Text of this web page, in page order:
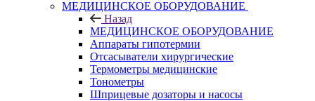
МЕДИЦИНСКОЕ ОБОРУДОВАНИЕ
Назад
МЕДИЦИНСКОЕ ОБОРУДОВАНИЕ
Аппараты гипотермии
Отсасыватели хирургические
Термометры медицинские
Тонометры
Шприцевые дозаторы и насосы